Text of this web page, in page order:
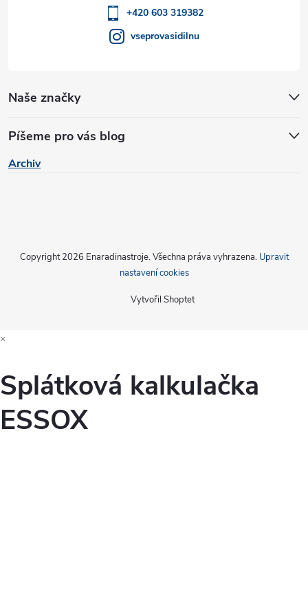
i
s
u
Naše značky
Píšeme pro vás blog
Archiv
+420 603 319382
vseprovasidilnu
Vytvořil Shoptet
Copyright 2026 Enaradinastroje. Všechna práva vyhrazena. Upravit
nastavení cookies
×
Splátková kalkulačka
ESSOX